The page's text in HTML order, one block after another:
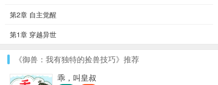
第2章 自主觉醒
第1章 穿越异世
《御兽：我有独特的捡兽技巧》推荐
乖，叫皇叔